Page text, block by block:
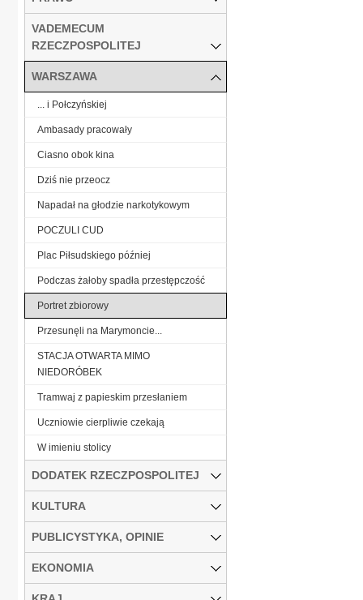
VADEMECUM
RZECZPOSPOLITEJ
WARSZAWA
... i Połczyńskiej
Ambasady pracowały
Ciasno obok kina
Dziś nie przeocz
Napadał na głodzie narkotykowym
POCZULI CUD
Plac Piłsudskiego później
Podczas żałoby spadła przestępczość
Portret zbiorowy
Przesunęli na Marymoncie...
STACJA OTWARTA MIMO
NIEDORÓBEK
Tramwaj z papieskim przesłaniem
Uczniowie cierpliwie czekają
W imieniu stolicy
DODATEK RZECZPOSPOLITEJ
KULTURA
PUBLICYSTYKA, OPINIE
EKONOMIA